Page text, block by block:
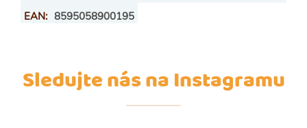
EAN: 8595058900195
Sledujte nás na Instagramu